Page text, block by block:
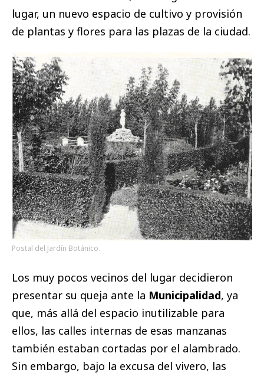
lugar, un nuevo espacio de cultivo y provisión
de plantas y flores para las plazas de la ciudad.
Postal del Jardín Botánico.
Los muy pocos vecinos del lugar decidieron
presentar su queja ante la Municipalidad, ya
que, más allá del espacio inutilizable para
ellos, las calles internas de esas manzanas
también estaban cortadas por el alambrado.
Sin embargo, bajo la excusa del vivero, las